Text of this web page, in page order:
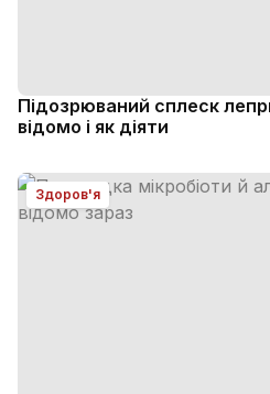
Підозрюваний сплеск
відомо і як діяти
Здоров'я